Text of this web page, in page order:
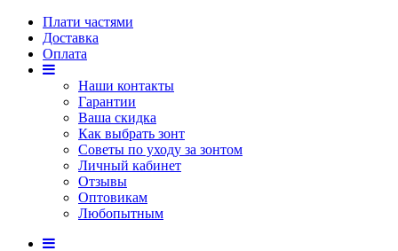
Плати частями
Доставка
Оплата
Наши контакты
Гарантии
Ваша скидка
Как выбрать зонт
Советы по уходу за зонтом
Личный кабинет
Отзывы
Оптовикам
Любопытным